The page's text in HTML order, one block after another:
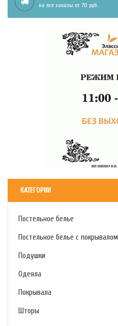
на все заказы от 70 руб.
КАТЕГОРИИ
Постельное белье
Постельное белье с покрывалом
Подушки
Одеяла
Покрывала
Шторы